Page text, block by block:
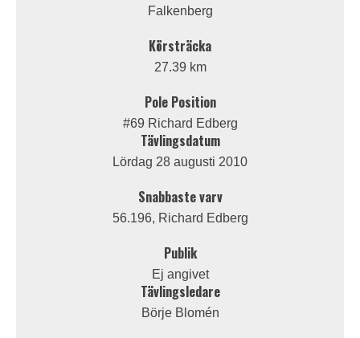
Falkenberg
Körsträcka
27.39 km
Pole Position
#69 Richard Edberg
Tävlingsdatum
Lördag 28 augusti 2010
Snabbaste varv
56.196, Richard Edberg
Publik
Ej angivet
Tävlingsledare
Börje Blomén